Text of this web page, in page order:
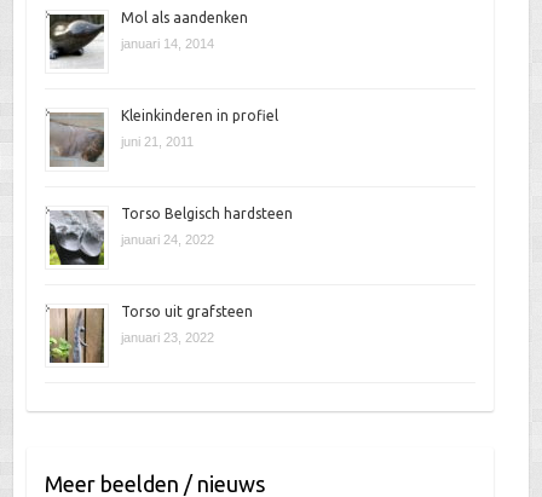
Mol als aandenken
januari 14, 2014
Kleinkinderen in profiel
juni 21, 2011
Torso Belgisch hardsteen
januari 24, 2022
Torso uit grafsteen
januari 23, 2022
Meer beelden / nieuws